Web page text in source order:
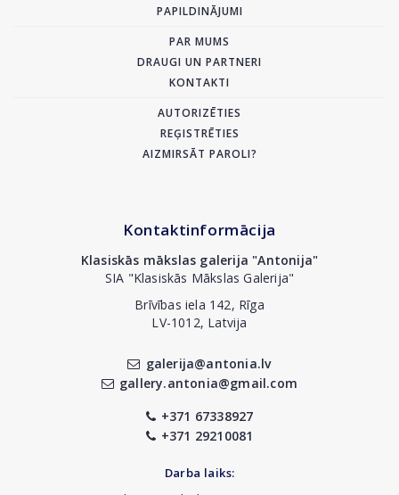
PAPILDINĀJUMI
PAR MUMS
DRAUGI UN PARTNERI
KONTAKTI
AUTORIZĒTIES
REĢISTRĒTIES
AIZMIRSĀT PAROLI?
Kontaktinformācija
Klasiskās mākslas galerija "Antonija"
SIA "Klasiskās Mākslas Galerija"
Brīvības iela 142, Rīga
LV-1012, Latvija
galerija@antonia.lv
gallery.antonia@gmail.com
+371 67338927
+371 29210081
Darba laiks: